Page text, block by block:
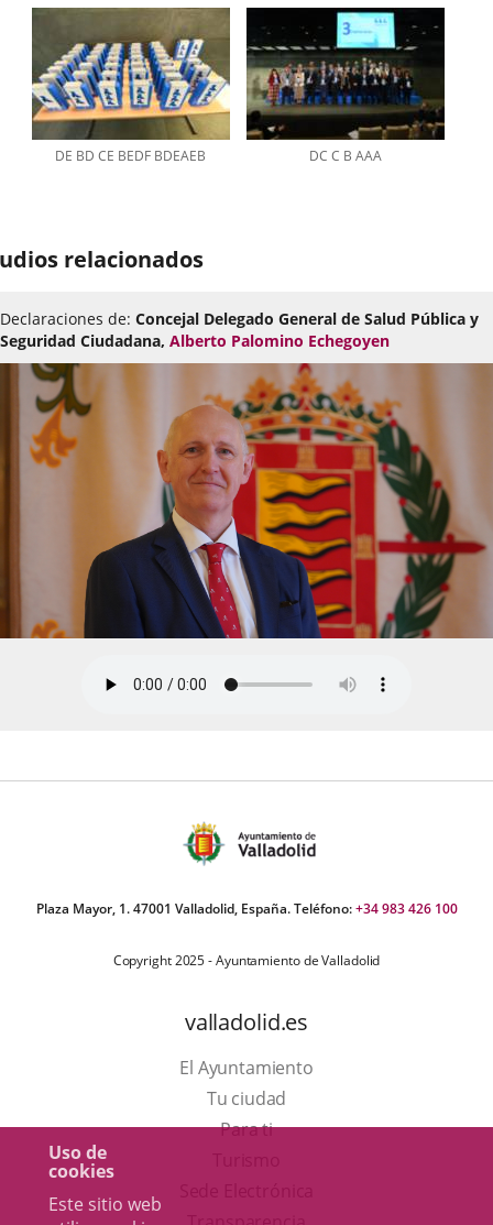
Uso de
cookies
Este sitio web
DE BD CE BEDF BDEAEB DC C B AAA
relacionados
Declaraciones de: Concejal Delegado General de Salud Pública y
Seguridad Ciudadana, Alberto Palomino Echegoyen
Plaza Mayor, 1. 47001 Valladolid, España. Teléfono:+34 983 426 100
Copyright 2025 - Ayuntamiento de Valladolid
valladolid.es
El Ayuntamiento
Tu ciudad
Para ti